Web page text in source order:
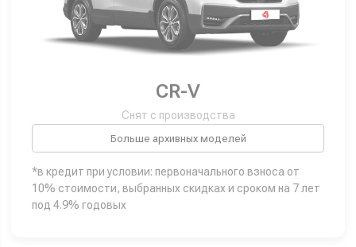
CR-V
Снят с производства
Больше архивных моделей
*в кредит при условии: первоначального взноса от
10% стоимости, выбранных скидках и сроком на 7 лет
под 4.9% годовых